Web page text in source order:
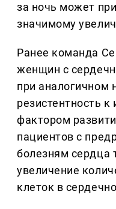
за ночь может
значимому
Ранее команда
женщин с
при аналогичном
резистентность к
фактором
пациентов с
болезням сердца
увеличение
клеток в